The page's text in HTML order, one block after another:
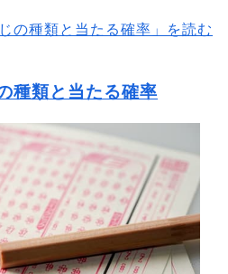
の種類と当たる確率」を読む
種類と当たる確率